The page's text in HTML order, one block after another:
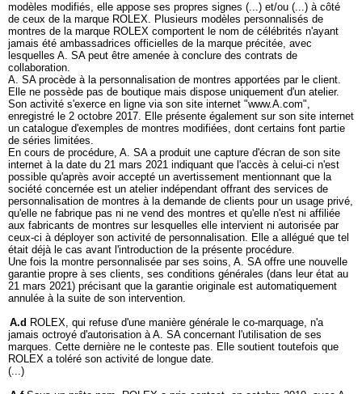
modèles modifiés, elle appose ses propres signes (...) et/ou (...) à côté
de ceux de la marque ROLEX. Plusieurs modèles personnalisés de
montres de la marque ROLEX comportent le nom de célébrités n'ayant
jamais été ambassadrices officielles de la marque précitée, avec
lesquelles A. SA peut être amenée à conclure des contrats de
collaboration.
A. SA procède à la personnalisation de montres apportées par le client.
Elle ne possède pas de boutique mais dispose uniquement d'un atelier.
Son activité s'exerce en ligne via son site internet "www.A.com",
enregistré le 2 octobre 2017. Elle présente également sur son site internet
un catalogue d'exemples de montres modifiées, dont certains font partie
de séries limitées.
En cours de procédure, A. SA a produit une capture d'écran de son site
internet à la date du 21 mars 2021 indiquant que l'accès à celui-ci n'est
possible qu'après avoir accepté un avertissement mentionnant que la
société concernée est un atelier indépendant offrant des services de
personnalisation de montres à la demande de clients pour un usage privé,
qu'elle ne fabrique pas ni ne vend des montres et qu'elle n'est ni affiliée
aux fabricants de montres sur lesquelles elle intervient ni autorisée par
ceux-ci à déployer son activité de personnalisation. Elle a allégué que tel
était déjà le cas avant l'introduction de la présente procédure.
Une fois la montre personnalisée par ses soins, A. SA offre une nouvelle
garantie propre à ses clients, ses conditions générales (dans leur état au
21 mars 2021) précisant que la garantie originale est automatiquement
annulée à la suite de son intervention.
A.d ROLEX, qui refuse d'une manière générale le co-marquage, n'a
jamais octroyé d'autorisation à A. SA concernant l'utilisation de ses
marques. Cette dernière ne le conteste pas. Elle soutient toutefois que
ROLEX a toléré son activité de longue date.
(...)